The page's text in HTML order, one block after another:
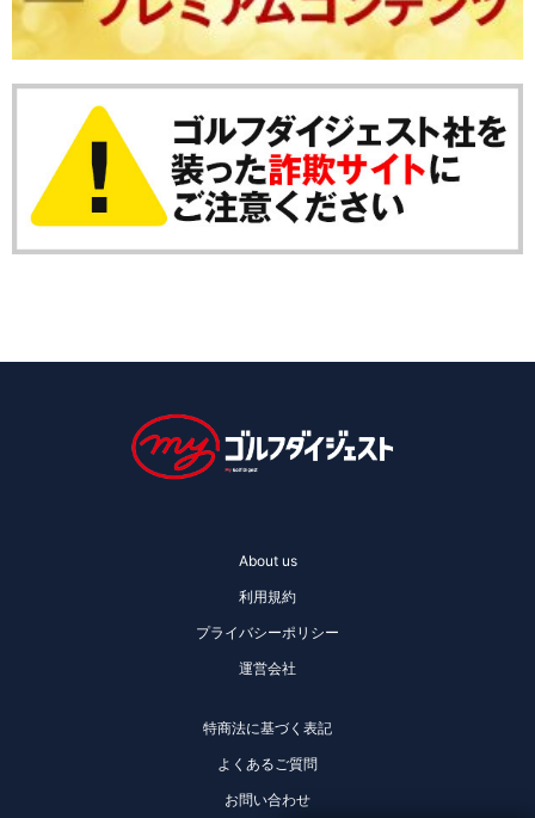
About us
利用規約
プライバシーポリシー
運営会社
特商法に基づく表記
よくあるご質問
お問い合わせ